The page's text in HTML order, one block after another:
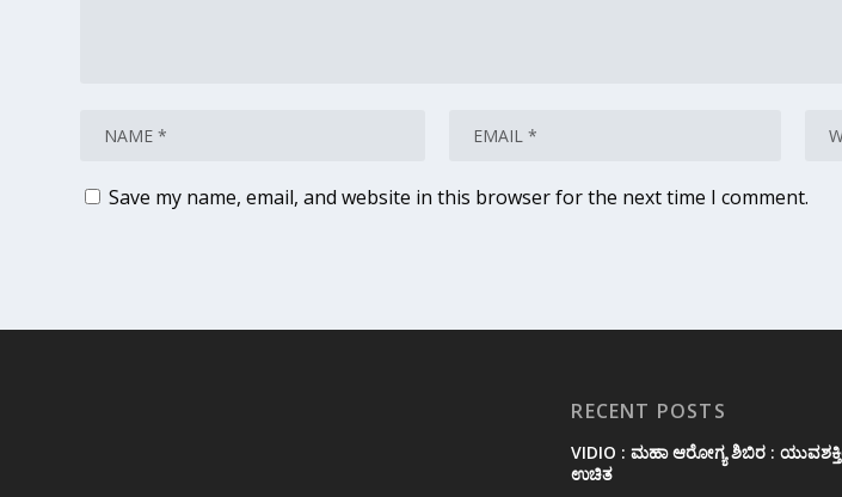
Save my name, email, and website in this browser for the next time I comment.
RECENT POSTS
VIDIO : ಮಹಾ ಆರೋಗ್ಯ ಶಿಬಿರ :
ಉಚಿತ